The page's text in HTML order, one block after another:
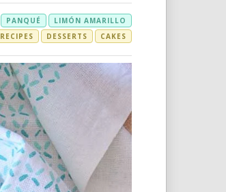
LIMÓN AMARILLO
PANQUÉ
CAKES
DESSERTS
RECIPES